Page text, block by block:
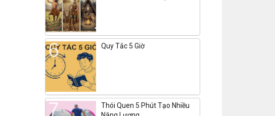
Quy Tắc 5 Giờ
Thói Quen 5 Phút Tạo Nhiều